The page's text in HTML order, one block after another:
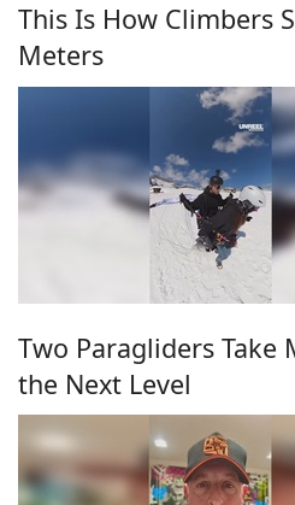
This Is How Climbers
Meters
Two Paragliders Take
the Next Level